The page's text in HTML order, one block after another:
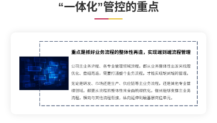
“一体化”管控的重点